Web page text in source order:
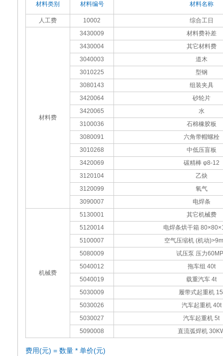
材料类别 材料编号 材料名称
人工费 10002 综合工日
材料费
3430009
材料费补差
3430004
其它材料费
3040003
道木
3010225
型钢
3080143
组装夹具
3420064
砂轮片
3420065
水
3100036
石棉橡胶板
3080091
六角带帽螺栓
3010268
中低压盲板
3420069
碳精棒 φ8-12
3120104
乙炔
3120099
氧气
3090007
电焊条
机械费
5130001
其它机械费
5120014
电焊条烘干箱
5100007
空气压缩机 (机动
5080009
试压泵 压力
5040012
拖车组 40t
5040019
载重汽车 4t
5030009
履带式起重机
5030026
汽车起重机 40t
5030027
汽车起重机 5t
5090008
直流弧焊机
费用(元) = 数量 * 单价(元)